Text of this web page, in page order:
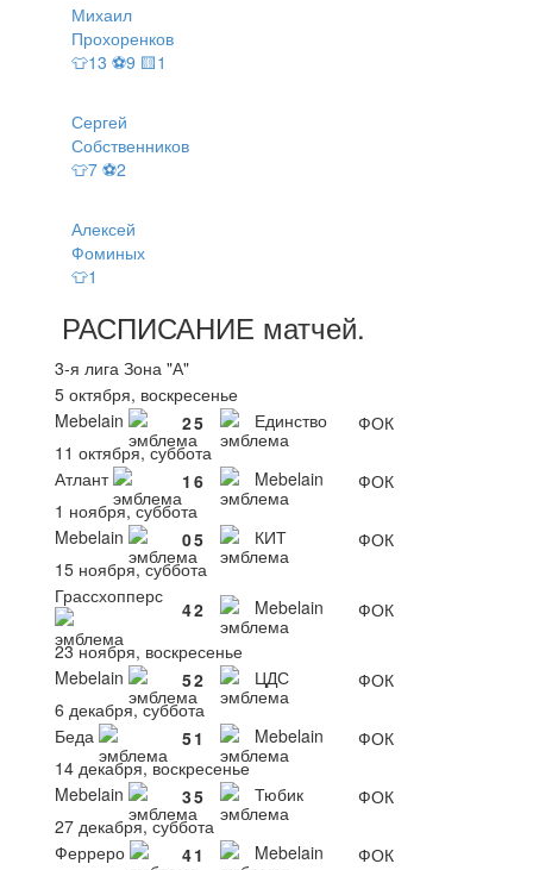
Михаил
Прохоренков
👕13 ⚽9 🟨1
Сергей
Собственников
👕7 ⚽2
Алексей
Фоминых
👕1
РАСПИСАНИЕ матчей.
3-я лига Зона "А"
5 октября, воскресенье
Mebelain
25 Единство
ФОК
11 октября, суббота
Атлант
1 6 Mebelain
ФОК
1 ноября, суббота
Mebelain
05 КИТ
ФОК
15 ноября, суббота
Грассхопперс
42 Mebelain
ФОК
23 ноября, воскресенье
Mebelain
52 ЦДС
ФОК
6 декабря, суббота
Беда
51 Mebelain
ФОК
14 декабря, воскресенье
Mebelain
35 Тюбик
ФОК
27 декабря, суббота
Ферреро
41 Mebelain
ФОК